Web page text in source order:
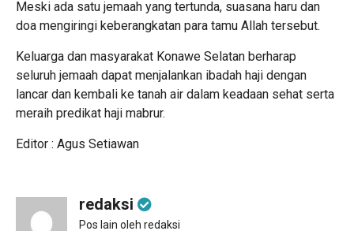
Meski ada satu jemaah yang tertunda, suasana haru dan
doa mengiringi keberangkatan para tamu Allah tersebut.
Keluarga dan masyarakat Konawe Selatan berharap
seluruh jemaah dapat menjalankan ibadah haji dengan
lancar dan kembali ke tanah air dalam keadaan sehat serta
meraih predikat haji mabrur.
Editor : Agus Setiawan
redaksi
Pos lain oleh redaksi